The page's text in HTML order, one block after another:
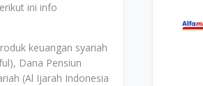
ini info
keuangan syariah
Dana Pensiun
(Al Ijarah Indonesia